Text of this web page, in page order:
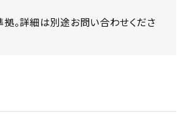
。詳細は別途お問い合わせくださ